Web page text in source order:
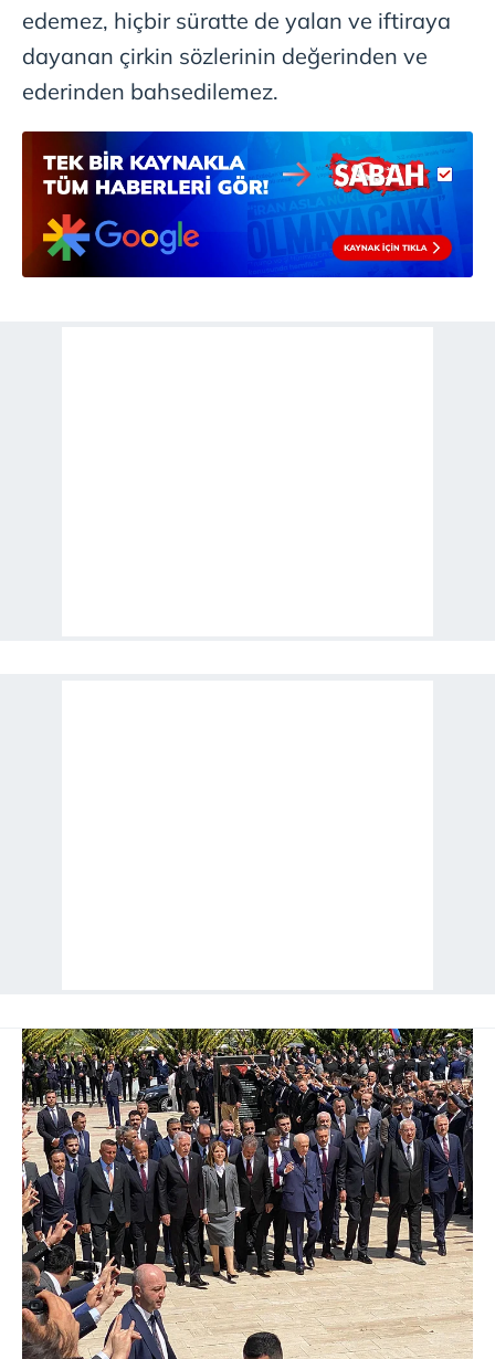
edemez, hiçbir süratte de yalan ve iftiraya
dayanan çirkin sözlerinin değerinden ve
ederinden bahsedilemez.